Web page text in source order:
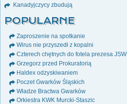
Kanadyjczycy zbudują
POPULARNE
Zaproszenie na spotkanie
Wirus nie przyszedł z kopalni
Czterech chętnych do fotela prezesa JSW
Grzegorz przed Prokuratorią
Haldex odzyskiwaniem
Poczet Gwarków Śląskich
Władze Bractwa Gwarków
Orkiestra KWK Murcki-Staszic